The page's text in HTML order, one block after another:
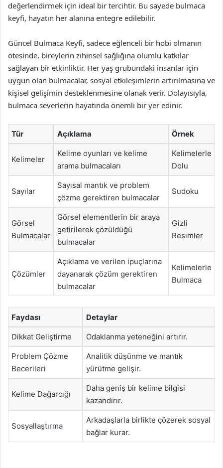
değerlendirmek için ideal bir tercihtir. Bu sayede bulmaca
keyfi, hayatın her alanına entegre edilebilir.
Güncel Bulmaca Keyfi, sadece eğlenceli bir hobi olmanın
ötesinde, bireylerin zihinsel sağlığına olumlu katkılar
sağlayan bir etkinliktir. Her yaş grubundaki insanlar için
uygun olan bulmacalar, sosyal etkileşimlerin artırılmasına ve
kişisel gelişimin desteklenmesine olanak verir. Dolayısıyla,
bulmaca severlerin hayatında önemli bir yer edinir.
Tür Açıklama Örnek
Kelimeler
Kelime oyunları ve kelime
arama bulmacaları
Kelimelerle
Dolu
Sayılar
Sayısal mantık ve problem
çözme gerektiren bulmacalar
Sudoku
Görsel
Bulmacalar
Görsel elementlerin bir araya
getirilerek çözüldüğü
bulmacalar
Gizli
Resimler
Çözümler
Açıklama ve verilen ipuçlarına
dayanarak çözüm gerektiren
bulmacalar
Kelimelerle
Bulmaca
Faydası Detaylar
Dikkat Geliştirme Odaklanma yeteneğini artırır.
Problem Çözme
Becerileri
Analitik düşünme ve mantık
yürütme gelişir.
Kelime Dağarcığı
Daha geniş bir kelime bilgisi
kazandırır.
Sosyallaştırma
Arkadaşlarla birlikte çözerek sosyal
bağlar kurar.